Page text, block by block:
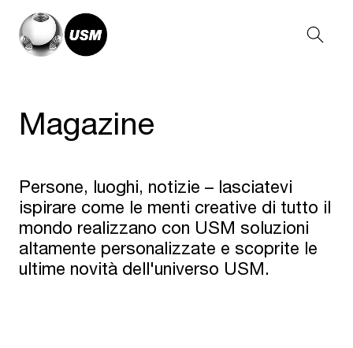
Magazine
Persone, luoghi, notizie – lasciatevi
ispirare come le menti creative di tutto il
mondo realizzano con USM soluzioni
altamente personalizzate e scoprite le
ultime novità dell'universo USM.